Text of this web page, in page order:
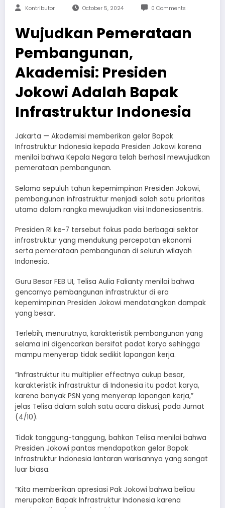
Kontributor October 5, 2024 0 Comments
Wujudkan Pemerataan
Pembangunan,
Akademisi: Presiden
Jokowi Adalah Bapak
Infrastruktur Indonesia
Jakarta — Akademisi memberikan gelar Bapak
Infrastruktur Indonesia kepada Presiden Jokowi karena
menilai bahwa Kepala Negara telah berhasil mewujudkan
pemerataan pembangunan.
Selama sepuluh tahun kepemimpinan Presiden Jokowi,
pembangunan infrastruktur menjadi salah satu prioritas
utama dalam rangka mewujudkan visi Indonesiasentris.
Presiden RI ke-7 tersebut fokus pada berbagai sektor
infrastruktur yang mendukung percepatan ekonomi
serta pemerataan pembangunan di seluruh wilayah
Indonesia.
Guru Besar FEB UI, Telisa Aulia Falianty menilai bahwa
gencarnya pembangunan infrastruktur di era
kepemimpinan Presiden Jokowi mendatangkan dampak
yang besar.
Terlebih, menurutnya, karakteristik pembangunan yang
selama ini digencarkan bersifat padat karya sehingga
mampu menyerap tidak sedikit lapangan kerja.
“Infrastruktur itu multiplier effectnya cukup besar,
karakteristik infrastruktur di Indonesia itu padat karya,
karena banyak PSN yang menyerap lapangan kerja,”
jelas Telisa dalam salah satu acara diskusi, pada Jumat
(4/10).
Tidak tanggung-tanggung, bahkan Telisa menilai bahwa
Presiden Jokowi pantas mendapatkan gelar Bapak
Infrastruktur Indonesia lantaran warisannya yang sangat
luar biasa.
“Kita memberikan apresiasi Pak Jokowi bahwa beliau
merupakan Bapak Infrastruktur Indonesia karena